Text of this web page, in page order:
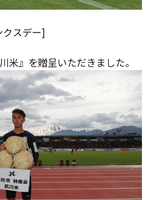
スデー]
』を贈呈いただきました。